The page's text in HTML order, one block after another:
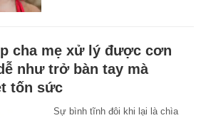
cha mẹ xử lý được cơn
như trở bàn tay mà
tốn sức
Sự bình tĩnh đôi khi lại là chìa